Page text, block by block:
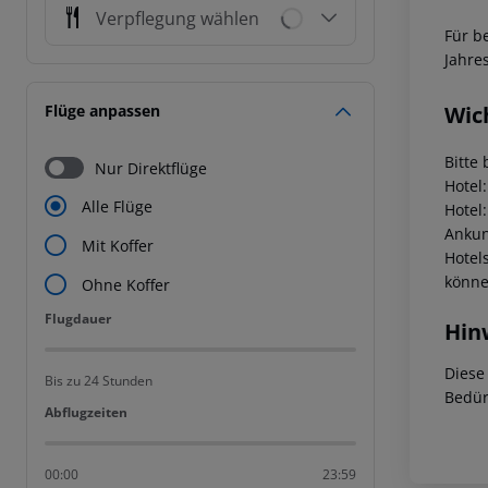
Verpflegung wählen
Flüge anpassen
Nur Direktflüge
Alle Flüge
Mit Koffer
Ohne Koffer
Flugdauer
Flugdauer
Bis zu 24 Stunden
Abflugzeiten
Abflugzeiten
00:00 23:59
Für
Bitte